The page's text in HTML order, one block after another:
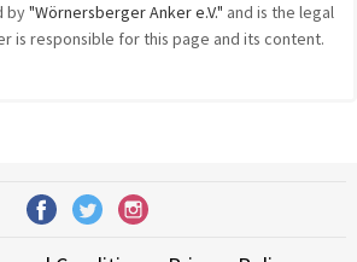
by"Wörnersberger Anker e.V." and is the legal
is responsible for this page and its content.